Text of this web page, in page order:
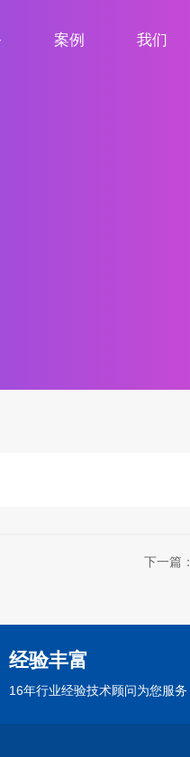
案例
我们
下一篇：
经验丰富
16年行业经验技术顾问为您服务